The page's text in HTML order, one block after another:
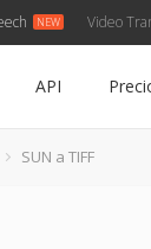
Video
API
SUN a TIFF